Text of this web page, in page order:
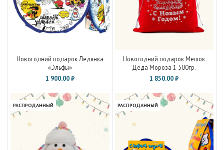
Новогодний подарок Ледянка
«Эльфы»
1 900.00₽
Новогодний подарок Мешок
Деда Мороза 1 500гр.
1 850.00₽
РАСПРОДАННЫЙ РАСПРОДАННЫЙ